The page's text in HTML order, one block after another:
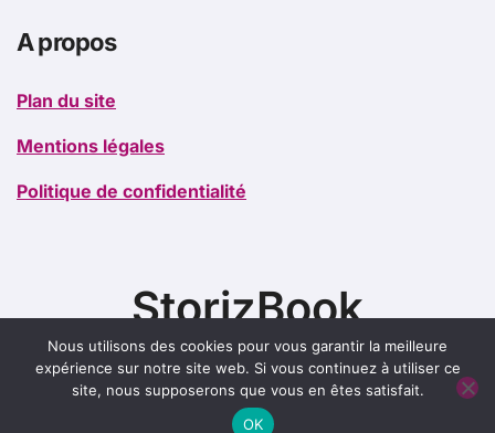
A propos
Plan du site
Mentions légales
Politique de confidentialité
StorizBook
Nous utilisons des cookies pour vous garantir la meilleure
expérience sur notre site web. Si vous continuez à utiliser ce
site, nous supposerons que vous en êtes satisfait.
OK